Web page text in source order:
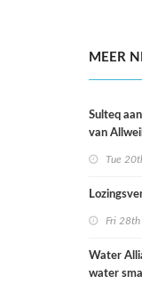
MEER
Sulteq
van
Tue
Fri
Water
water